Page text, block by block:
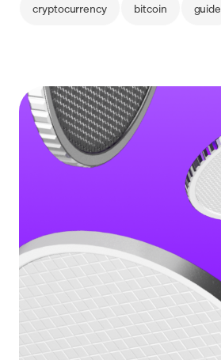
cryptocurrency bitcoin guide